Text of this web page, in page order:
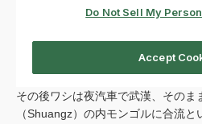
その後ワシは夜汽車で武漢、そのま
（Shuangz）の内モンゴルに合流